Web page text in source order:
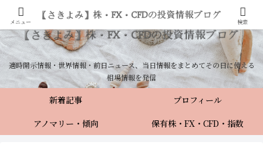
適時開示情報・世界情報・前日ニュース、当日情報をまとめてその日に使える
相場情報を発信
新着記事
プロフィール
アノマリー・傾向
保有株・FX・CFD・指数
メニュー 検索